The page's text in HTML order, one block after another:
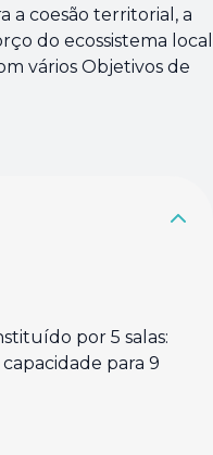
a coesão territorial, a
do ecossistema local
vários Objetivos de
por 5 salas:
para 9